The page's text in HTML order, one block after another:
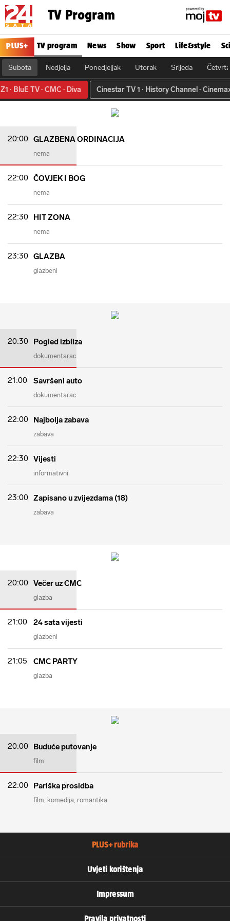
TV Program
PLUS+ TV program News Show Sport Life&style
Subota Nedjelja Ponedjeljak Utorak Srijeda
Z1 BluE TV CMC Diva Cinestar TV 1 History Channel
20:00 GLAZBENA ORDINACIJA
nema
22:00 ČOVJEK I BOG
nema
22:30 HIT ZONA
nema
23:30 GLAZBA
glazbeni
20:30 Pogled izbliza
dokumentarac
21:00 Savršeni auto
dokumentarac
22:00 Najbolja zabava
zabava
22:30 Vijesti
informativni
23:00 Zapisano u zvijezdama (18)
zabava
20:00 Večer uz CMC
glazba
21:00 24 sata vijesti
glazbeni
21:05 CMC PARTY
glazba
20:00 Buduće putovanje
film
22:00 Pariška prosidba
film komedija romantika
PLUS+ rubrika
Uvjeti korištenja
Impressum
Pravila privatnosti